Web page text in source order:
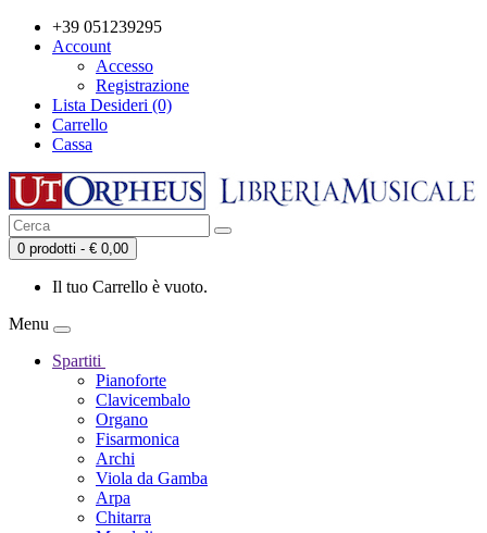
+39 051239295
Account
Accesso
Registrazione
Lista Desideri (0)
Carrello
Cassa
0 prodotti - € 0,00
Il tuo Carrello è vuoto.
Menu
Spartiti
Pianoforte
Clavicembalo
Organo
Fisarmonica
Archi
Viola da Gamba
Arpa
Chitarra